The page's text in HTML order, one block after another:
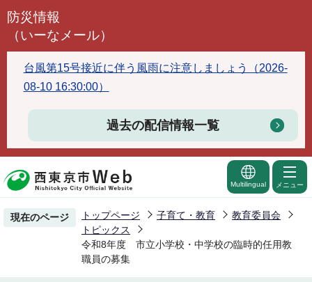
こ
で
す
防災情報
（いーなメール）
台風第15号接近に伴う風雨に注意しましょう（2026-
08-10 16:30:00）
過去の配信情報一覧
Multilingual メニュー
現在のページ トップページ 子育て・教育
教育委員会
トピックス
令和8年度 市立小学校・中学校の臨時的任用教
職員の募集